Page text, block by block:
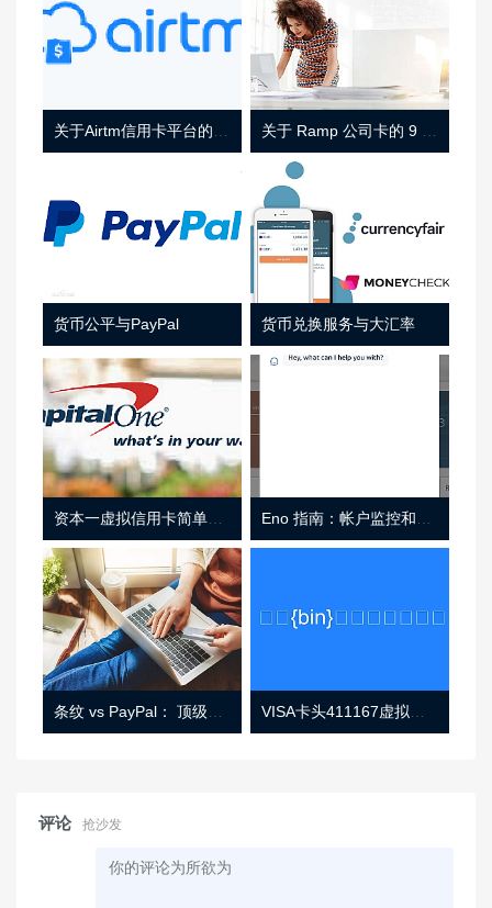
货币公平与PayPal 货币兑换服务与大汇率
资本一虚拟信用卡简单介绍
条纹 vs PayPal： 顶级功能， 定价 （和更多！ VISA卡头411167虚拟卡基础信息
评论 抢沙发